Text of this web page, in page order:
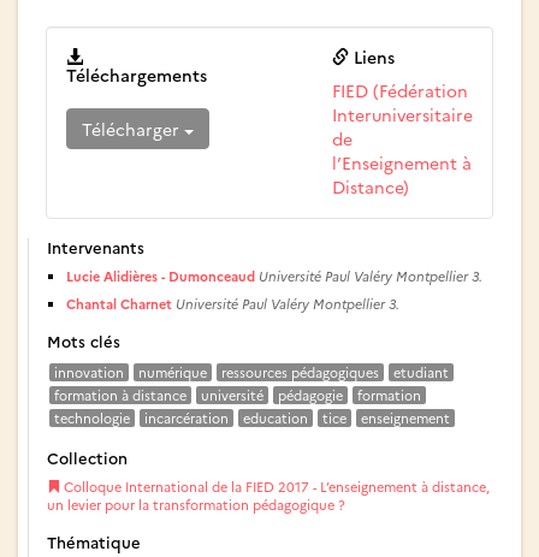
Téléchargements
Télécharger
Liens
FIED (Fédération
Interuniversitaire
de
l’Enseignement à
Distance)
Intervenants
Lucie Alidières - Dumonceaud Université Paul Valéry Montpellier 3.
Chantal Charnet Université Paul Valéry Montpellier 3.
Mots clés
innovation numérique ressources pédagogiques
etudiant
formation à distance
université pédagogie
formation
technologie
incarcération education tice enseignement
Collection
Colloque International de la FIED 2017 - L’enseignement à distance,
un levier pour la transformation pédagogique ?
Thématique